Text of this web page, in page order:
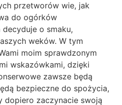
przetworów wie, jak
do ogórków
o smaku,
weków. W tym
moim sprawdzonym
wskazówkami, dzięki
zawsze będą
bezpieczne do spożycia,
dopiero zaczynacie swoją